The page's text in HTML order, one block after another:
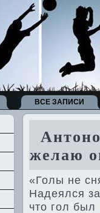
ВСЕ ЗАПИСИ
желаю
«Голы не
Наде­ялся
что гол